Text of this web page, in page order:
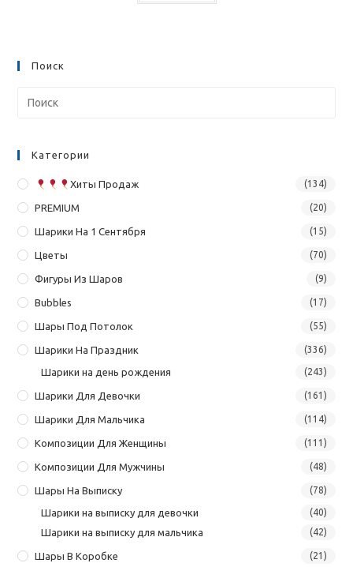
Поиск
Категории
Хиты Продаж (134)
PREMIUM (20)
Шарики На 1 Сентября (15)
Цветы (70)
Фигуры Из Шаров (9)
Bubbles (17)
Шары Под Потолок (55)
Шарики На Праздник (336)
Шарики на день рождения (243)
Шарики Для Девочки (161)
Шарики Для Мальчика (114)
Композиции Для Женщины (111)
Композиции Для Мужчины (48)
Шары На Выписку (78)
Шарики на выписку для девочки (40)
Шарики на выписку для мальчика (42)
Шары В Коробке (21)